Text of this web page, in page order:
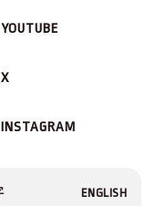
YOUTUBE
X
INSTAGRAM